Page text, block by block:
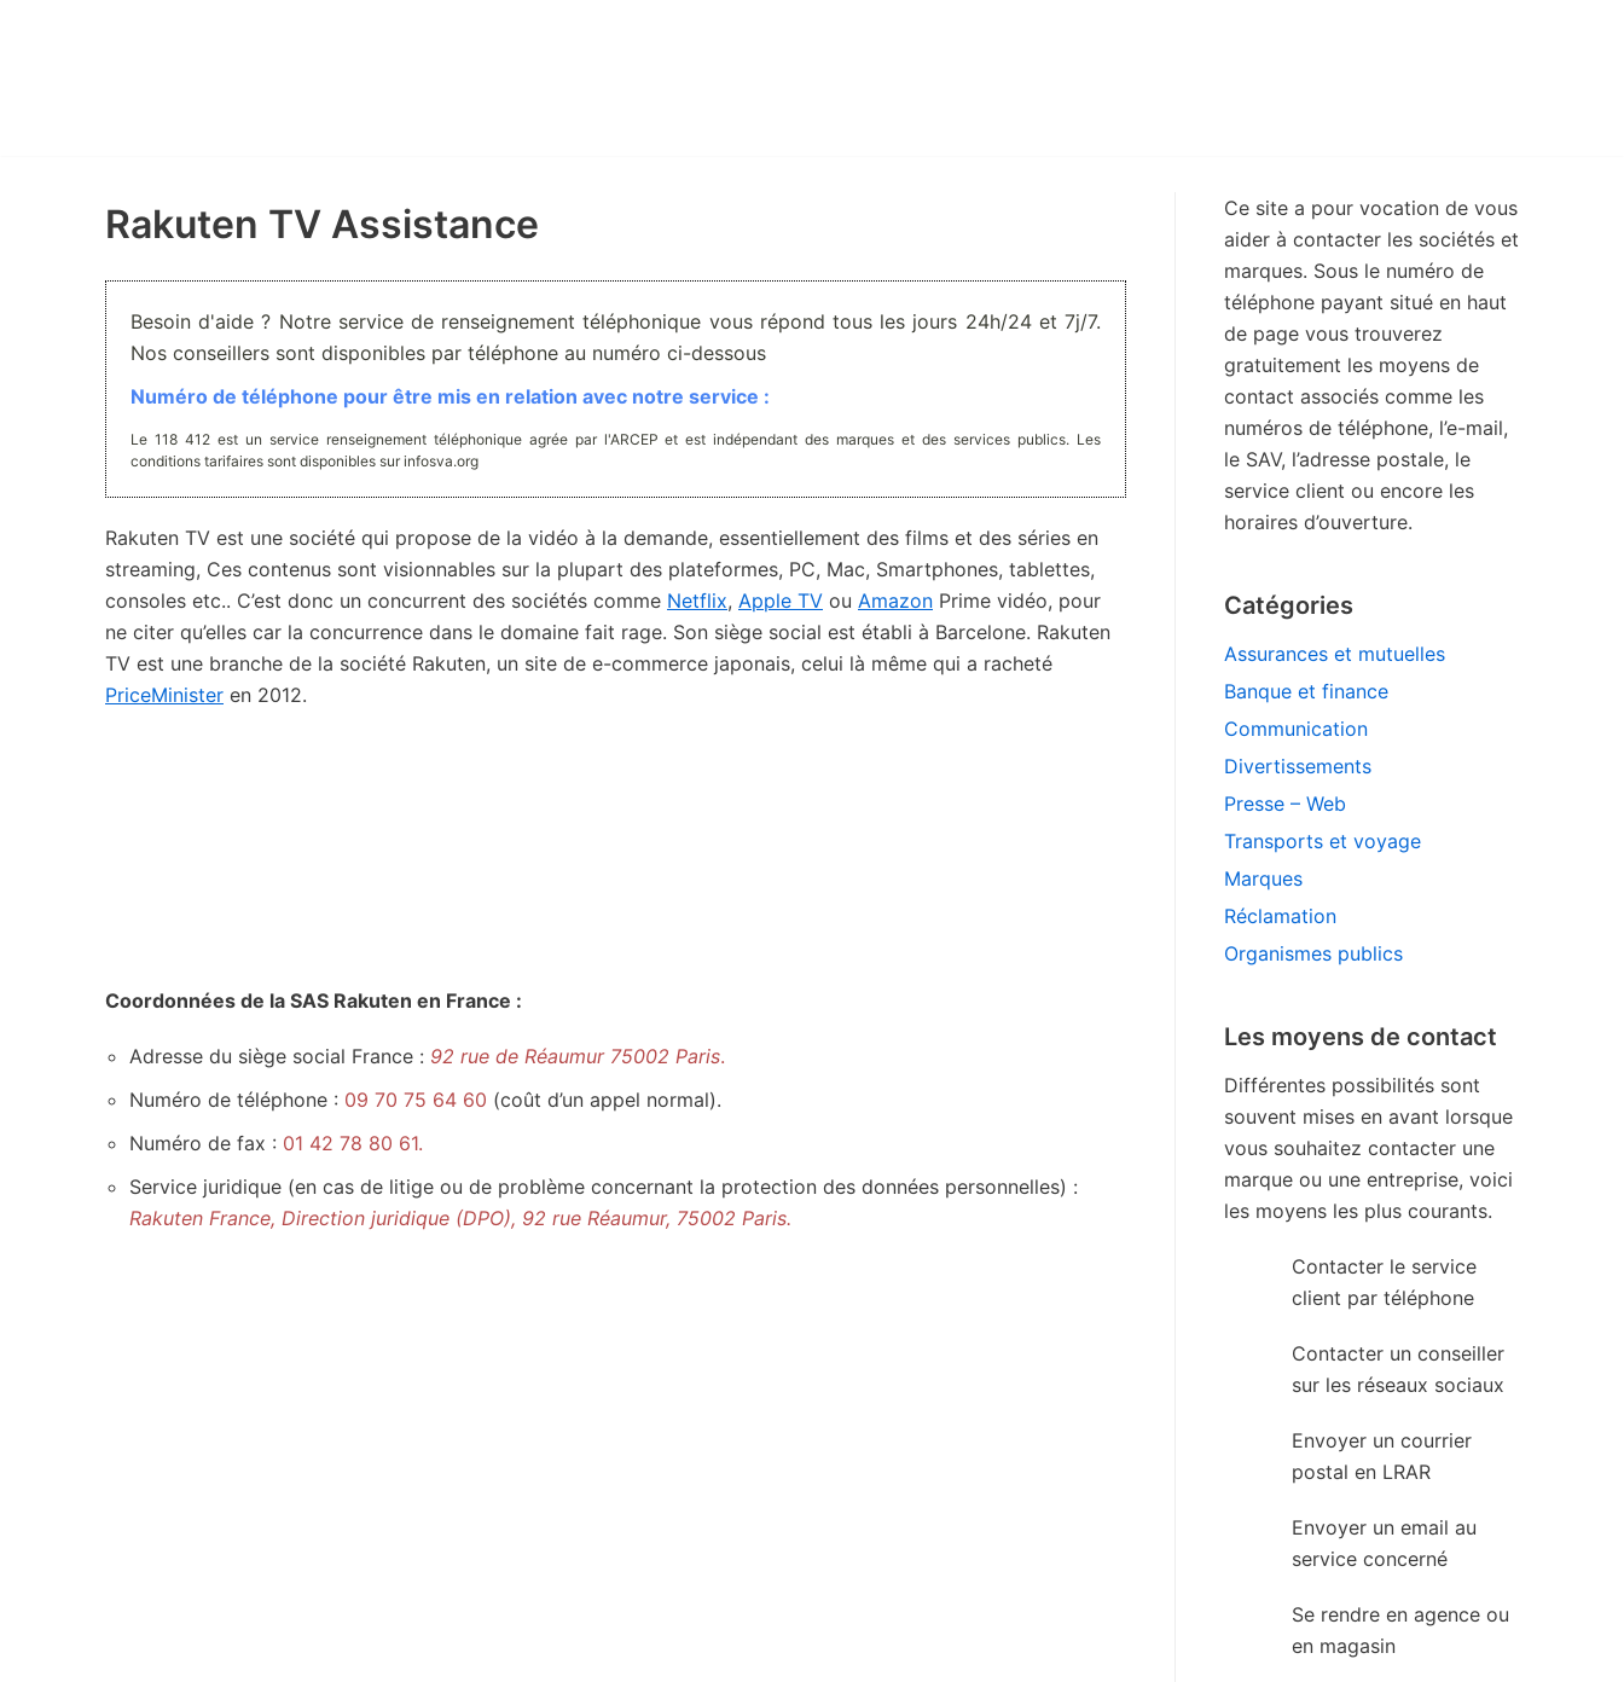
Rakuten TV Assistance
Besoin d'aide ? Notre service de renseignement téléphonique vous répond tous les jours 24h/24 et 7j/7.
Nos conseillers sont disponibles par téléphone au numéro ci-dessous
Numéro de téléphone pour être mis en relation avec notre service :
Le 118 412 est un service renseignement téléphonique agrée par l'ARCEP et est indépendant des marques et des services publics. Les
conditions tarifaires sont disponibles sur infosva.org
Rakuten TV est une société qui propose de la vidéo à la demande, essentiellement des films et des séries en
streaming, Ces contenus sont visionnables sur la plupart des plateformes, PC, Mac, Smartphones, tablettes,
consoles etc.. C’est donc un concurrent des sociétés comme Netflix, Apple TV ou Amazon Prime vidéo, pour
ne citer qu’elles car la concurrence dans le domaine fait rage. Son siège social est établi à Barcelone. Rakuten
TV est une branche de la société Rakuten, un site de e-commerce japonais, celui là même qui a racheté
PriceMinister en 2012.
Coordonnées de la SAS Rakuten en France :
Adresse du siège social France : 92 rue de Réaumur 75002 Paris.
Numéro de téléphone : 09 70 75 64 60 (coût d’un appel normal).
Numéro de fax : 01 42 78 80 61.
Service juridique (en cas de litige ou de problème concernant la protection des données personnelles) :
Rakuten France, Direction juridique (DPO), 92 rue Réaumur, 75002 Paris.
Ce site a pour vocation de vous
aider à contacter les sociétés et
marques. Sous le numéro de
téléphone payant situé en haut
de page vous trouverez
gratuitement les moyens de
contact associés comme les
numéros de téléphone, l’e-mail,
le SAV, l’adresse postale, le
service client ou encore les
horaires d’ouverture.
Catégories
Assurances et mutuelles
Banque et finance
Communication
Divertissements
Presse – Web
Transports et voyage
Marques
Réclamation
Organismes publics
Les moyens de contact
Différentes possibilités sont
souvent mises en avant lorsque
vous souhaitez contacter une
marque ou une entreprise, voici
les moyens les plus courants.
Contacter le service
client par téléphone
Contacter un conseiller
sur les réseaux sociaux
Envoyer un courrier
postal en LRAR
Envoyer un email au
service concerné
Se rendre en agence ou
en magasin